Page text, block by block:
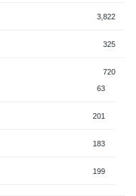
3,822
325
720
63
201
183
199